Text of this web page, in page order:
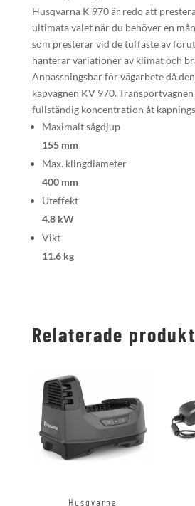
Husqvarna K 970 är redo att
ultimata valet när du behöver en
som presterar vid de tuffaste av
hanterar variationer av klimat och
Anpassningsbar för vägarbete då
kapvagnen KV 970.
fullständig koncentration åt
Maximalt sågdjup
155 mm
Max. klingdiameter
400 mm
Uteffekt
4.8 kW
Vikt
11.6 kg
Relaterade
Husqvarna